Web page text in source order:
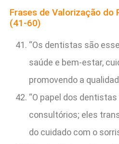
Frases de Valorização do
(41-60)
“Os dentistas são
saúde e bem-estar,
promovendo a
“O papel dos
consultórios; eles
do cuidado com o